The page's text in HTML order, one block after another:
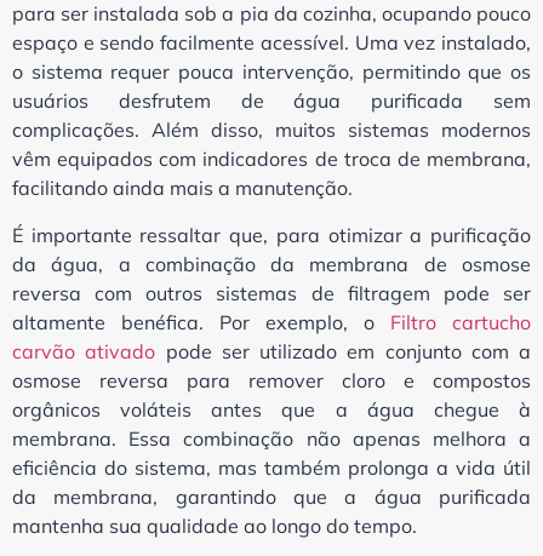
para ser instalada sob a pia da cozinha, ocupando pouco
espaço e sendo facilmente acessível. Uma vez instalado,
o sistema requer pouca intervenção, permitindo que os
usuários desfrutem de água purificada sem
complicações. Além disso, muitos sistemas modernos
vêm equipados com indicadores de troca de membrana,
facilitando ainda mais a manutenção.
É importante ressaltar que, para otimizar a purificação
da água, a combinação da membrana de osmose
reversa com outros sistemas de filtragem pode ser
altamente benéfica. Por exemplo, o Filtro cartucho
carvão ativado pode ser utilizado em conjunto com a
osmose reversa para remover cloro e compostos
orgânicos voláteis antes que a água chegue à
membrana. Essa combinação não apenas melhora a
eficiência do sistema, mas também prolonga a vida útil
da membrana, garantindo que a água purificada
mantenha sua qualidade ao longo do tempo.